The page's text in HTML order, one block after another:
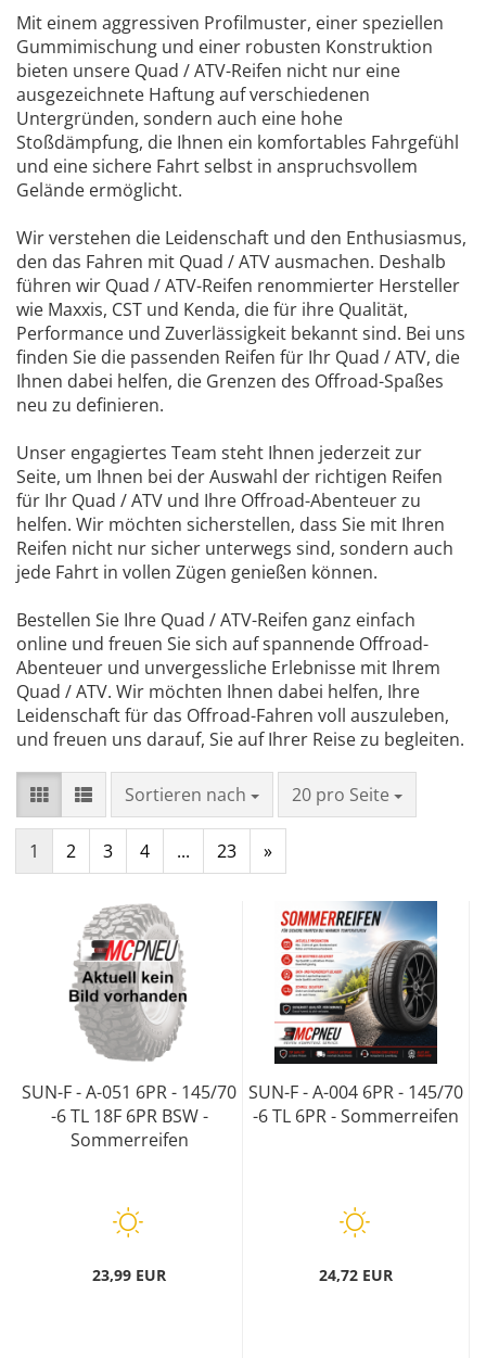
Mit einem aggressiven Profilmuster, einer speziellen
Gummimischung und einer robusten Konstruktion
bieten unsere Quad / ATV-Reifen nicht nur eine
ausgezeichnete Haftung auf verschiedenen
Untergründen, sondern auch eine hohe
Stoßdämpfung, die Ihnen ein komfortables Fahrgefühl
und eine sichere Fahrt selbst in anspruchsvollem
Gelände ermöglicht.
Wir verstehen die Leidenschaft und den Enthusiasmus,
den das Fahren mit Quad / ATV ausmachen. Deshalb
führen wir Quad / ATV-Reifen renommierter Hersteller
wie Maxxis, CST und Kenda, die für ihre Qualität,
Performance und Zuverlässigkeit bekannt sind. Bei uns
finden Sie die passenden Reifen für Ihr Quad / ATV, die
Ihnen dabei helfen, die Grenzen des Offroad-Spaßes
neu zu definieren.
Unser engagiertes Team steht Ihnen jederzeit zur
Seite, um Ihnen bei der Auswahl der richtigen Reifen
für Ihr Quad / ATV und Ihre Offroad-Abenteuer zu
helfen. Wir möchten sicherstellen, dass Sie mit Ihren
Reifen nicht nur sicher unterwegs sind, sondern auch
jede Fahrt in vollen Zügen genießen können.
Bestellen Sie Ihre Quad / ATV-Reifen ganz einfach
online und freuen Sie sich auf spannende Offroad-
Abenteuer und unvergessliche Erlebnisse mit Ihrem
Quad / ATV. Wir möchten Ihnen dabei helfen, Ihre
Leidenschaft für das Offroad-Fahren voll auszuleben,
und freuen uns darauf, Sie auf Ihrer Reise zu begleiten.
Sortieren nach 20 pro Seite
1 2 3 4 ... 23 »
SUN-F - A-051 6PR - 145/70
-6 TL 18F 6PR BSW -
Sommerreifen
23,99 EUR
SUN-F - A-004 6PR - 145/70
-6 TL 6PR - Sommerreifen
24,72 EUR